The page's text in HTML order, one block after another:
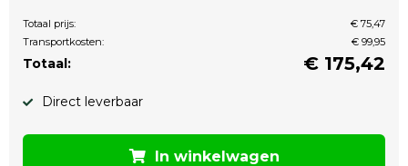
Totaal prijs:
€ 75,47
Transportkosten:
€ 99,95
Totaal: € 175,42
Direct leverbaar
In winkelwagen